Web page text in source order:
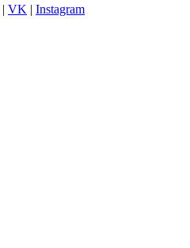
| VK | Instagram